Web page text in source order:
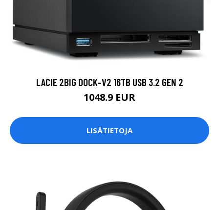
LACIE 2BIG DOCK-V2 16TB USB 3.2 GEN 2
1048.9 EUR
LISÄTIETOJA